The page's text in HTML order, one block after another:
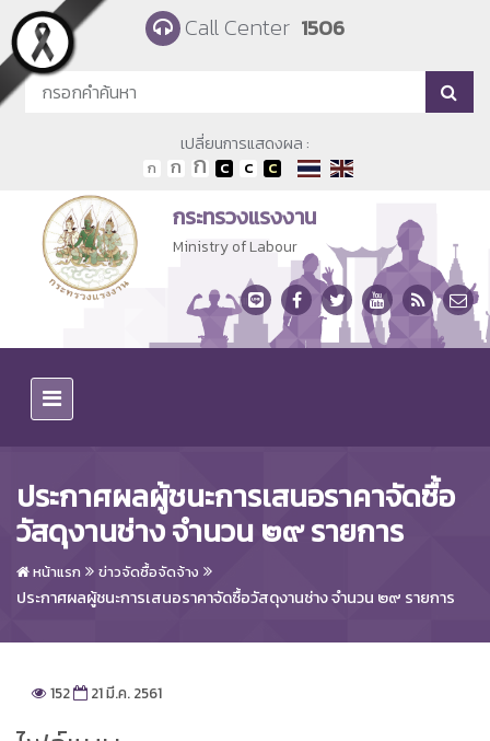
Skip to main content Call Center 1506
เปลี่ยนการแสดงผล :
กระทรวงแรงงาน
Ministry of Labour
ประกาศผลผู้ชนะการเสนอราคาจัดซื้อ
วัสดุงานช่าง จำนวน ๒๙ รายการ
หน้าแรก ข่าวจัดซื้อจัดจ้าง
ประกาศผลผู้ชนะการเสนอราคาจัดซื้อวัสดุงานช่าง จำนวน ๒๙ รายการ
152 21 มี.ค. 2561